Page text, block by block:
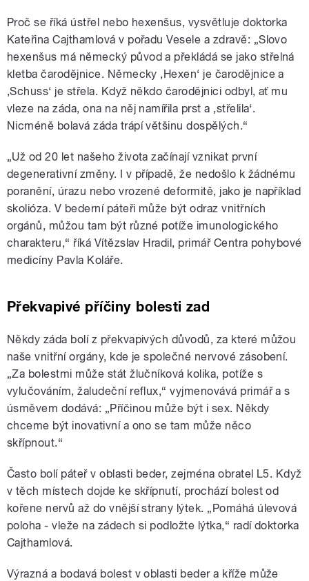
Proč se říká ústřel nebo hexenšus, vysvětluje doktorka
Kateřina Cajthamlová v pořadu Vesele a zdravě: „Slovo
hexenšus má německý původ a překládá se jako střelná
kletba čarodějnice. Německy ‚Hexen‘ je čarodějnice a
‚Schuss‘ je střela. Když někdo čarodějnici odbyl, ať mu
vleze na záda, ona na něj namířila prst a ‚střelila‘.
Nicméně bolavá záda trápí většinu dospělých.“
„Už od 20 let našeho života začínají vznikat první
degenerativní změny. I v případě, že nedošlo k žádnému
poranění, úrazu nebo vrozené deformitě, jako je například
skolióza. V bederní páteři může být odraz vnitřních
orgánů, můžou tam být různé potíže imunologického
charakteru,“ říká Vítězslav Hradil, primář Centra pohybové
medicíny Pavla Koláře.
Překvapivé příčiny bolesti zad
Někdy záda bolí z překvapivých důvodů, za které můžou
naše vnitřní orgány, kde je společné nervové zásobení.
„Za bolestmi může stát žlučníková kolika, potíže s
vylučováním, žaludeční reflux,“ vyjmenovává primář a s
úsměvem dodává: „Příčinou může být i sex. Někdy
chceme být inovativní a ono se tam může něco
skřípnout.“
Často bolí páteř v oblasti beder, zejména obratel L5. Když
v těch místech dojde ke skřípnutí, prochází bolest od
kořene nervů až do vnější strany lýtek. „Pomáhá úlevová
poloha - vleže na zádech si podložte lýtka,“ radí doktorka
Cajthamlová.
Výrazná a bodavá bolest v oblasti beder a kříže může